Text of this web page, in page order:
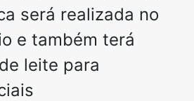
será realizada no
e também terá
leite para